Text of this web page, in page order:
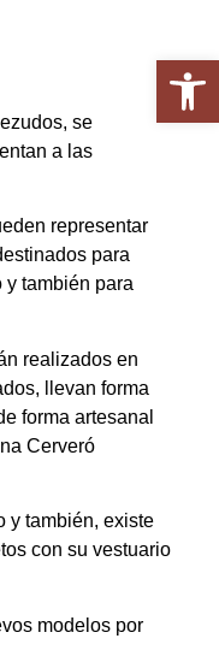
Abrir
se
a las
representar
para
y también para
realizados en
llevan forma
forma artesanal
Cerveró
y también, existe
con su vestuario
modelos por